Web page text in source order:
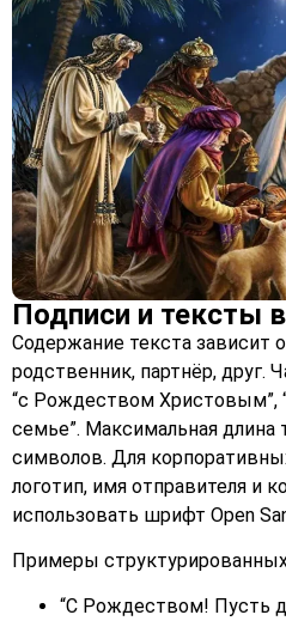
Подписи и тексты
Содержание текста зависит
родственник, партнёр, друг.
“с Рождеством Христовым”,
семье”. Максимальная длина
символов. Для
логотип, имя отправителя и
использовать шрифт Open
Примеры
“С Рождеством! Пусть